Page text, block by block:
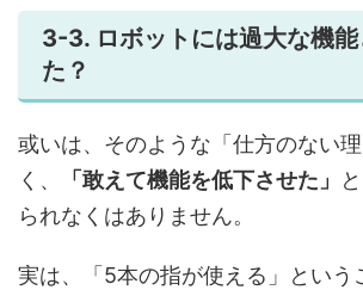
3-3. ロボットには過大な機
た？
或いは、そのような「仕方のない
く、
「敢えて機能を低下させた」
られなくはありません。
実は、「5本の指が使える」という